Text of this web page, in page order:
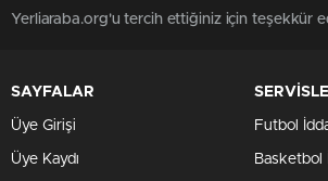
Yerliaraba.org'u tercih ettiğiniz için teşekkür
SAYFALAR
Üye Girişi
Üye Kaydı
Futbol
Basketbol